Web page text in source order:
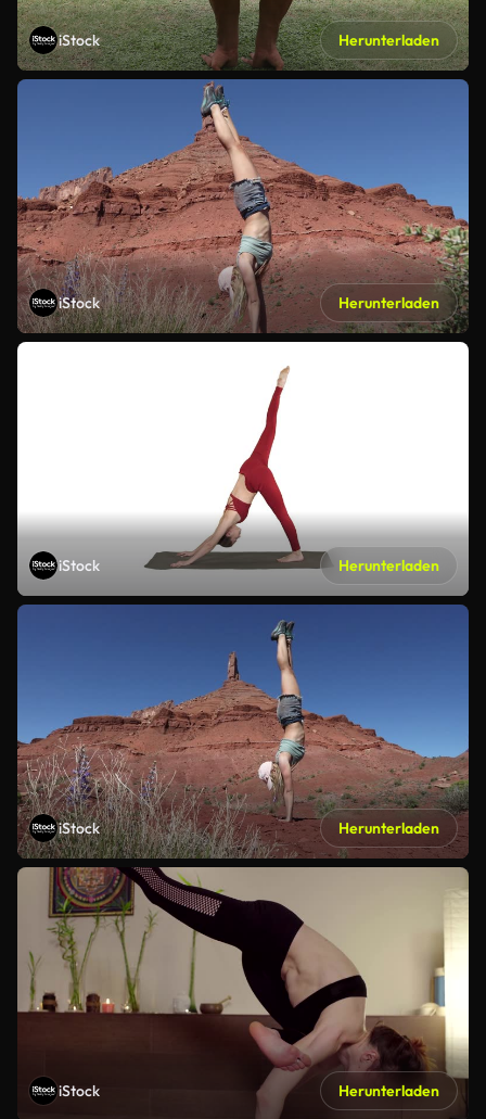
iStock Herunterladen
iStock Herunterladen
iStock Herunterladen
iStock Herunterladen
iStock Herunterladen